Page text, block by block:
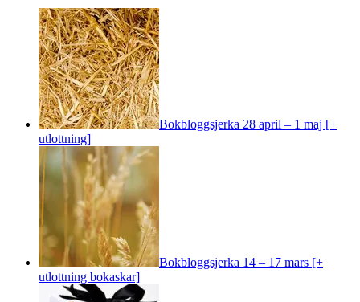
Bokbloggsjerka 28 april – 1 maj [+
utlottning]
Bokbloggsjerka 14 – 17 mars [+
utlottning bokaskar]